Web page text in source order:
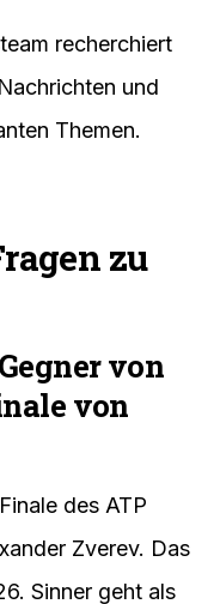
recherchiert
und
Themen.
zu
von
von
des ATP
Zverev. Das
Sinner geht als